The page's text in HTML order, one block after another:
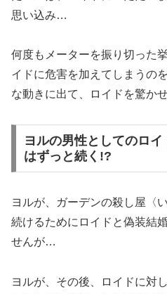
思い込み…
何度もメーターを振り切った
イドに危害を加えてしまうの
な動きに出て、ロイドを驚か
ヨルの男性としてのロ
はずっと続く!?
ヨルが、ガーデンの殺し屋〈
続けるためにロイドと偽装結
せんが…
ヨルが、その後、ロイドに対